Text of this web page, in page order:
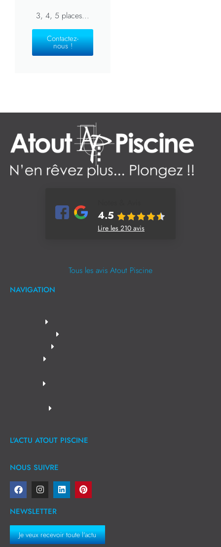
3, 4, 5 places...
Contactez-
nous !
4.5
Lire les 210 avis
Tous les avis Atout Piscine
NAVIGATION
L'ACTU ATOUT PISCINE
NOUS SUIVRE
NEWSLETTER
Je veux recevoir toute l'actu